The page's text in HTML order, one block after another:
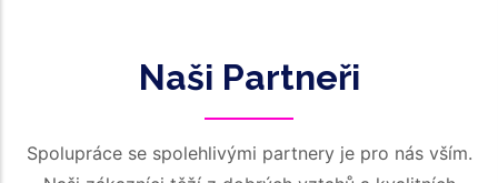
Naši Partneři
Spolupráce se spolehlivými partnery je pro nás vším.